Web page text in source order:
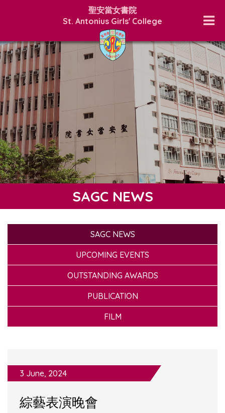
聖安當女書院
St. Antonius Girls' College
SAGC NEWS
SAGC NEWS
UPCOMING EVENTS
OUTSTANDING AWARDS
PUBLICATION
FILM
3 June, 2024
綜藝表演晚會